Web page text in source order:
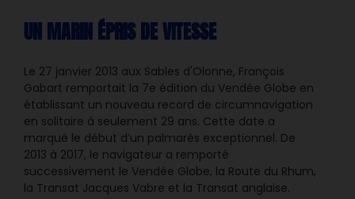
UN MARIN ÉPRIS DE VITESSE
Le 27 janvier 2013 aux Sables d'Olonne, François
Gabart remportait la 7e édition du Vendée Globe en
établissant un nouveau record de circumnavigation
en solitaire à seulement 29 ans. Cette date a
marqué le début d’un palmarès exceptionnel. De
2013 à 2017, le navigateur a remporté
successivement le Vendée Globe, la Route du Rhum,
la Transat Jacques Vabre et la Transat anglaise.